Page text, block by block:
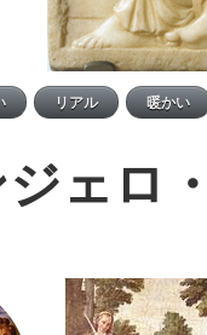
ジェロ